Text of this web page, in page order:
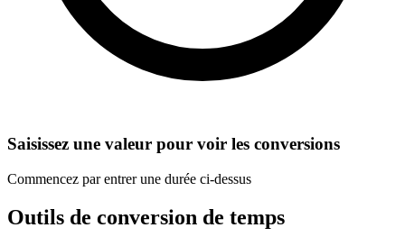
Saisissez une valeur pour voir les conversions
Commencez par entrer une durée ci-dessus
Outils de conversion de temps